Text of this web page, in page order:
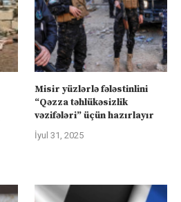
Misir yüzlərlə fələstinlini
“Qəzza təhlükəsizlik
vəzifələri” üçün hazırlayır
İyul 31, 2025